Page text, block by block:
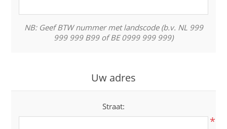
NB: Geef BTW nummer met landscode (b.v. NL 999
999 999 B99 of BE 0999 999 999)
Uw adres
Straat:
*